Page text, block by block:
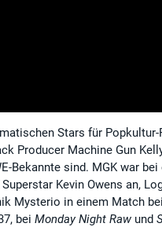
Stars für Popkultur-
Producer Machine Gun
Bekannte sind. MGK war
Kevin Owens an,
Mysterio in einem Match
bei Monday Night Raw und